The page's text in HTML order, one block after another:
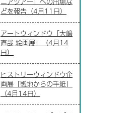
どを報告（4月11日）
アートウィンドウ「大嶋
直哉 絵画展」（4月14
日）
ヒストリーウィンドウ企
画展「戦地からの手紙」
（4月14日）